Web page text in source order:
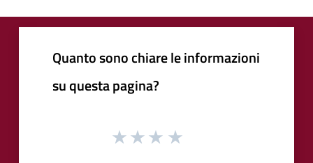
Quanto sono chiare le informazioni
su questa pagina?